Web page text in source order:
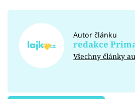
Autor článku
redakce
Všechny články